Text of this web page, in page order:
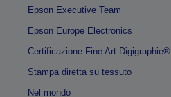
Epson Executive Team
Epson Europe Electronics
Certificazione Fine Art Digigraphie®
Stampa diretta su tessuto
Nel mondo